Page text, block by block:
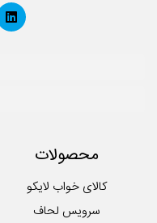
محصولات
کالای خواب لایکو
سرویس لحاف